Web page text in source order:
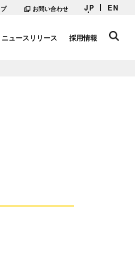
お問い合わせ JP EN
ニュースリリース 採用情報